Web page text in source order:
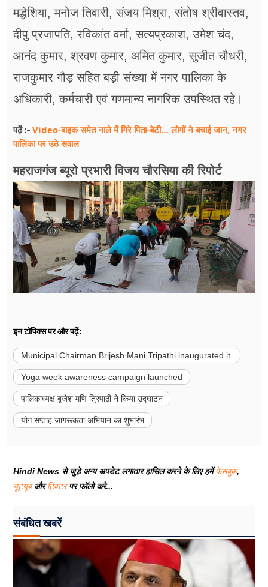
मद्धेशिया, मनोज तिवारी, संजय मिश्रा, संतोष श्रीवास्तव,
दीपु प्रजापति, रविकांत वर्मा, सत्यप्रकाश, उमेश चंद,
आनंद कुमार, श्रवण कुमार, अमित कुमार, सुजीत चौधरी,
राजकुमार गौड़ सहित बड़ी संख्या में नगर पालिका के
अधिकारी, कर्मचारी एवं गणमान्य नागरिक उपस्थित रहे।
पढ़ें :- Video-बाइक समेत नाले में गिरे पिता-बेटी… लोगों ने बचाई जान, नगर
पालिका पर उठे सवाल
महराजगंज ब्यूरो प्रभारी विजय चौरसिया की रिपोर्ट
इन टॉपिक्स पर और पढ़ें:
Municipal Chairman Brijesh Mani Tripathi inaugurated it.
Yoga week awareness campaign launched
पालिकाध्यक्ष बृजेश मणि त्रिपाठी ने किया उद्घाटन
योग सप्ताह जागरूकता अभियान का शुभारंभ
Hindi News से जुड़े अन्य अपडेट लगातार हासिल करने के लिए हमेंफेसबुक,
यूट्यूबऔरट्विटरपर फॉलो करे...
संबंधित खबरें